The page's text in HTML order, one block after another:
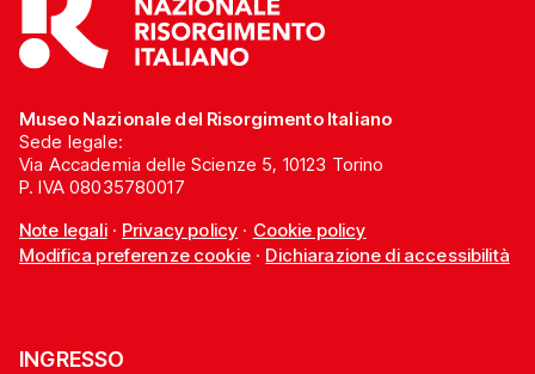
Museo Nazionale del Risorgimento Italiano
Sede legale:
Via Accademia delle Scienze 5, 10123 Torino
P. IVA 08035780017
Note legali· Privacy policy · Cookie policy
Modifica preferenze cookie· Dichiarazione di accessibilità
INGRESSO